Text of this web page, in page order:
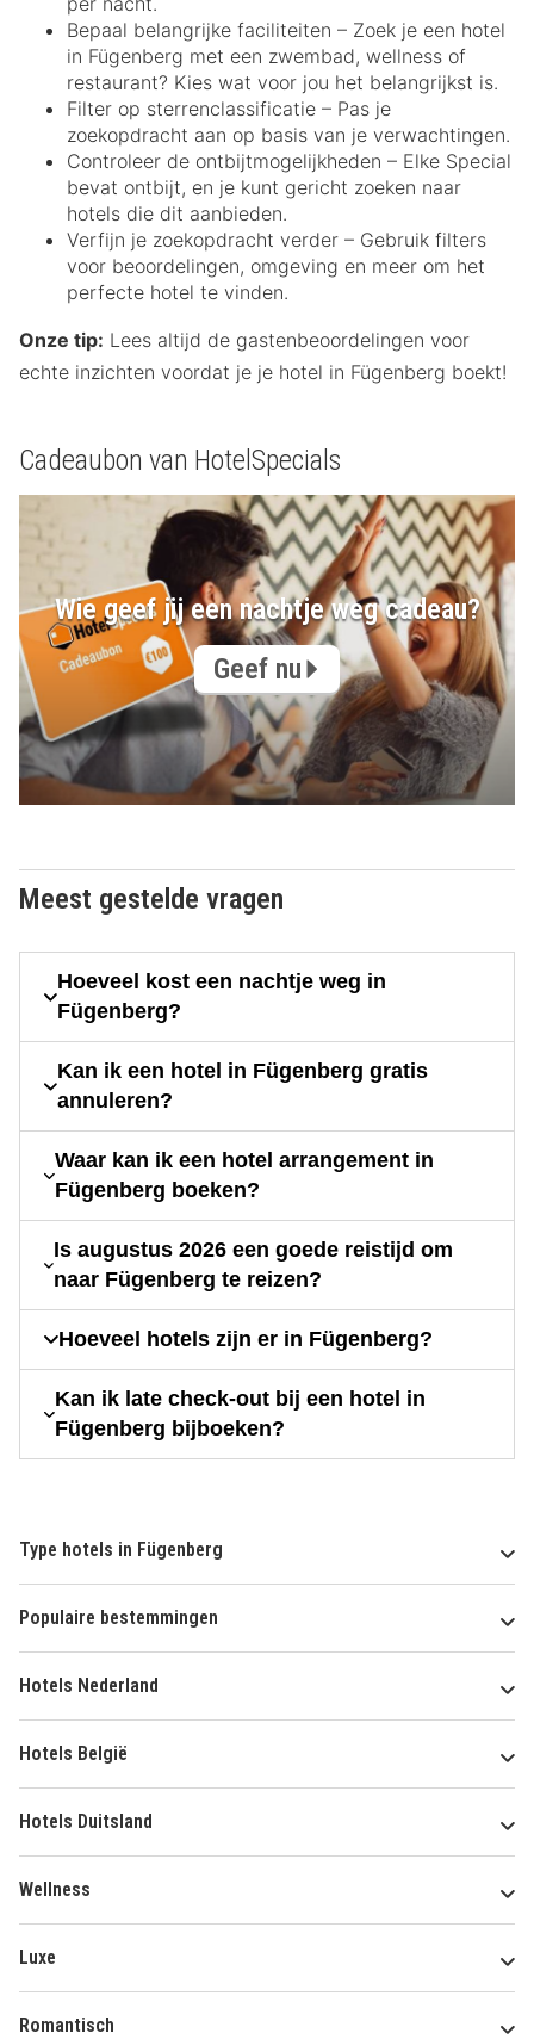
Bepaal belangrijke faciliteiten – Zoek je een hotel
in Fügenberg met een zwembad, wellness of
restaurant? Kies wat voor jou het belangrijkst is.
Filter op sterrenclassificatie – Pas je
zoekopdracht aan op basis van je verwachtingen.
Controleer de ontbijtmogelijkheden – Elke Special
bevat ontbijt, en je kunt gericht zoeken naar
hotels die dit aanbieden.
Verfijn je zoekopdracht verder – Gebruik filters
voor beoordelingen, omgeving en meer om het
perfecte hotel te vinden.
Onze tip: Lees altijd de gastenbeoordelingen voor
echte inzichten voordat je je hotel in Fügenberg boekt!
Cadeaubon van HotelSpecials
Wie geef jij een nachtje weg cadeau?
Geef nu
Meest gestelde vragen
Hoeveel kost een nachtje weg in
Fügenberg?
Kan ik een hotel in Fügenberg gratis
annuleren?
Waar kan ik een hotel arrangement in
Fügenberg boeken?
Is augustus 2026 een goede reistijd om
naar Fügenberg te reizen?
Hoeveel hotels zijn er in Fügenberg?
Kan ik late check-out bij een hotel in
Fügenberg bijboeken?
Type hotels in Fügenberg
Populaire bestemmingen
Hotels Nederland
Hotels België
Hotels Duitsland
Wellness
Luxe
Romantisch